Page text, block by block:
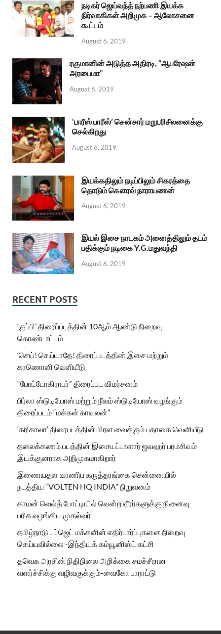
நடிகர் ஜெய்வந்த் நற்பணி இயக்க
நிர்வாகிகள் அறிமுக – ஆலோசனை
கூட்டம்
August 6, 2019
ரகுமானின் அடுத்த அதிரடி, “ஆபரேஷன்
அரபைமா”
August 6, 2019
‘பாரீஸ் பாரீஸ்’ சென்சார் மறுபரிசீலனைக்கு
செல்கிறது
August 6, 2019
இயக்கதிலும் நடிப்பிலும் சிகரத்தை
தொடும் கௌரவ் நாராயணன்
August 6, 2019
இயல் இசை நாடகம் அனைத்திலும் தடம்
பதிக்கும் நடிகை Y.G.மதுவந்தி
August 6, 2019
RECENT POSTS
‘குப்பி’ திரைப்படத்தின் 10ஆம் ஆண்டு நிறைவு
கொண்டாட்டம்
‘செய்! செய்யாதே! திரைப்படத்தின் இசை மற்றும்
காணொளி வெளியீடு
“போட்டோகிராபர்” திரைப்பட விமர்சனம்
பிர்லா ஸ்டுடியோஸ் மற்றும் நீலம் ஸ்டுடியோஸ் வழங்கும்
திரைப்படம் “மக்கள் காவலன்”
‘கரிகாலா’ திரைபடத்தின் மிரள வைக்கும் பதாகை வெளியீடு
தலைக்கணம் படத்தின் இசையப்பாளார் ஜவஹர் பரமசிவம்
இயக்குனராக அறிமுகமாகிறார்
இணையதள வாணிப கருத்தரங்கை சென்னையில்
நடத்திய “VOLTEN HQ INDIA” நிறுவனம்
காமன் வெல்த் போட்டியில் வென்ற வீரர்களுக்கு நினைவு
பரிசு வழங்கிய முதல்வர்
தமிழ்நாடு பட்ஜெட் மக்களின் எதிர்பார்ப்புகளை நிறைவு
செய்யவில்லை -இந்தியக் கம்யூனிஸ்ட் கட்சி
தவெக அரசின் நிதிநிலை அறிக்கை சமச்சீரான
வளர்ச்சிக்கு வழிவகுக்கும்-வைகோ பாராட்டு